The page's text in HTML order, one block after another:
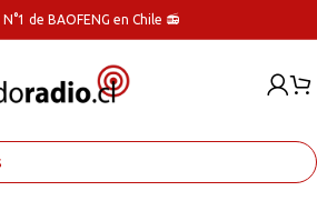
de BAOFENG en Chile 📻